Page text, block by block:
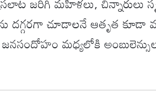
చూడాలనే ఆతృత కూడా
మధ్యలోకి